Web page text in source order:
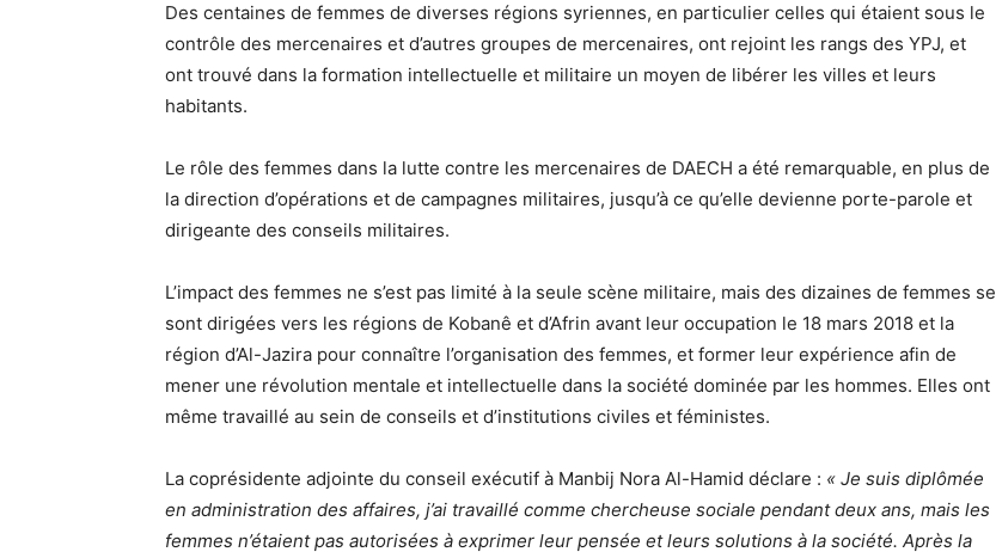
Des centaines de femmes de diverses régions syriennes, en particulier celles qui étaient sous le
contrôle des mercenaires et d’autres groupes de mercenaires, ont rejoint les rangs des YPJ, et
ont trouvé dans la formation intellectuelle et militaire un moyen de libérer les villes et leurs
habitants.
Le rôle des femmes dans la lutte contre les mercenaires de DAECH a été remarquable, en plus de
la direction d’opérations et de campagnes militaires, jusqu’à ce qu’elle devienne porte-parole et
dirigeante des conseils militaires.
L’impact des femmes ne s’est pas limité à la seule scène militaire, mais des dizaines de femmes se
sont dirigées vers les régions de Kobanê et d’Afrin avant leur occupation le 18 mars 2018 et la
région d’Al-Jazira pour connaître l’organisation des femmes, et former leur expérience afin de
mener une révolution mentale et intellectuelle dans la société dominée par les hommes. Elles ont
même travaillé au sein de conseils et d’institutions civiles et féministes.
La coprésidente adjointe du conseil exécutif à Manbij Nora Al-Hamid déclare : « Je suis diplômée
en administration des affaires, j’ai travaillé comme chercheuse sociale pendant deux ans, mais les
femmes n’étaient pas autorisées à exprimer leur pensée et leurs solutions à la société. Après la